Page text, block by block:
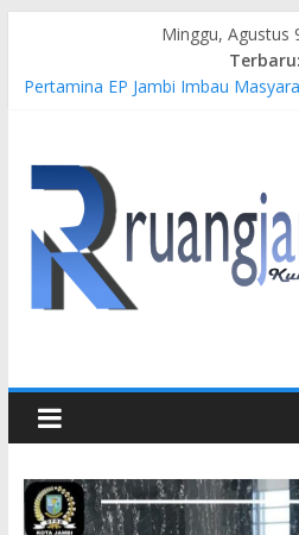
Minggu, Agustus
Terbaru:
Pertamina EP Jambi Imbau
Didampingi Pengacara Chris Januardi
Hj. Hesti Haris Dorong Lahirnya
Pelatihan Batik Kontemporer PKW
Siap Dukung Kegiatan Hulu Migas,
FSO 115
Gubernur Al Haris Buka Turnamen